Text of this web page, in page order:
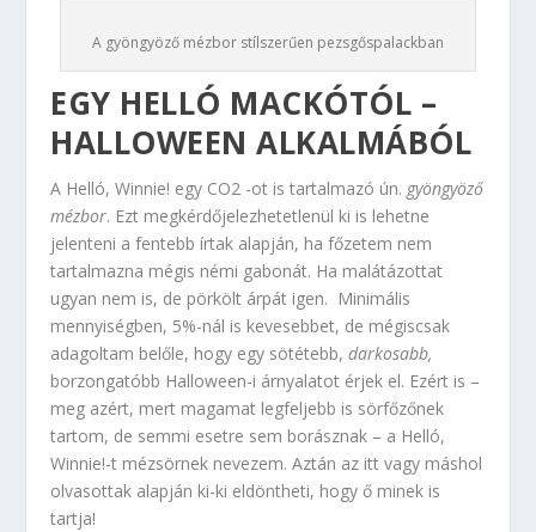
A gyöngyöző mézbor stílszerűen pezsgőspalackban
EGY HELLÓ MACKÓTÓL –
HALLOWEEN ALKALMÁBÓL
A Helló, Winnie! egy CO2 -ot is tartalmazó ún. gyöngyöző
mézbor. Ezt megkérdőjelezhetetlenül ki is lehetne
jelenteni a fentebb írtak alapján, ha főzetem nem
tartalmazna mégis némi gabonát. Ha malátázottat
ugyan nem is, de pörkölt árpát igen. Minimális
mennyiségben, 5%-nál is kevesebbet, de mégiscsak
adagoltam belőle, hogy egy sötétebb,darkosabb,
borzongatóbb Halloween-i árnyalatot érjek el. Ezért is –
meg azért, mert magamat legfeljebb is sörfőzőnek
tartom, de semmi esetre sem borásznak – a Helló,
Winnie!-t mézsörnek nevezem. Aztán az itt vagy máshol
olvasottak alapján ki-ki eldöntheti, hogy ő minek is
tartja!